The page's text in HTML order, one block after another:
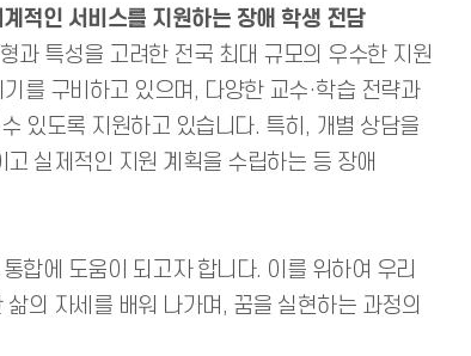
적인 서비스를 지원하는 장애 학생 전담
과 특성을 고려한 전국 최대 규모의 우수한 지원
를 구비하고 있으며, 다양한 교수·학습 전략과
있도록 지원하고 있습니다. 특히, 개별 상담을
실제적인 지원 계획을 수립하는 등 장애
합에 도움이 되고자 합니다. 이를 위하여 우리
의 자세를 배워 나가며, 꿈을 실현하는 과정의